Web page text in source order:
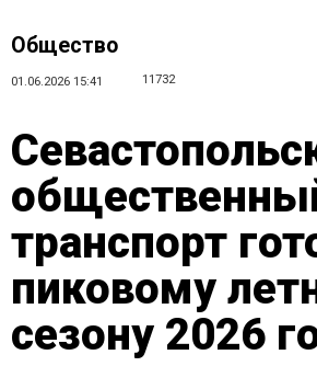
Общество
01.06.2026 15:41 11732
транспорт
пиковому
сезону 2026